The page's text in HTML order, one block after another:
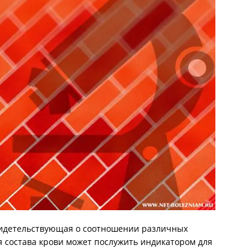
о соотношении различных
состава крови может послужить индикатором для